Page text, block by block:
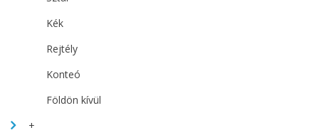
Kék
Rejtély
Konteó
Földön kívül
+